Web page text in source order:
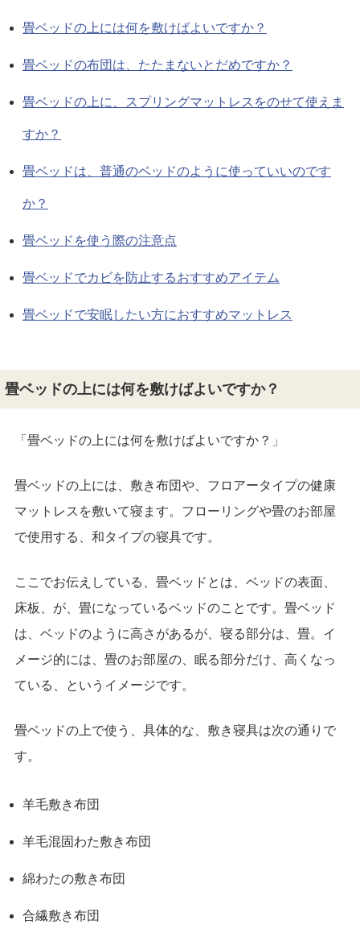
畳ベッドの上には何を敷けばよいですか？
畳ベッドの布団は、たたまないとだめですか？
畳ベッドの上に、スプリングマットレスをのせて使えま
すか？
畳ベッドは、普通のベッドのように使っていいのです
か？
畳ベッドを使う際の注意点
畳ベッドでカビを防止するおすすめアイテム
畳ベッドで安眠したい方におすすめマットレス
畳ベッドの上には何を敷けばよいですか？
「畳ベッドの上には何を敷けばよいですか？」
畳ベッドの上には、敷き布団や、フロアータイプの健康
マットレスを敷いて寝ます。フローリングや畳のお部屋
で使用する、和タイプの寝具です。
ここでお伝えしている、畳ベッドとは、ベッドの表面、
床板、が、畳になっているベッドのことです。畳ベッド
は、ベッドのように高さがあるが、寝る部分は、畳。イ
メージ的には、畳のお部屋の、眠る部分だけ、高くなっ
ている、というイメージです。
畳ベッドの上で使う、具体的な、敷き寝具は次の通りで
す。
羊毛敷き布団
羊毛混固わた敷き布団
綿わたの敷き布団
合繊敷き布団